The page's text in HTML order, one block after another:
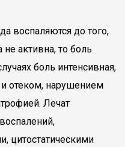
воспаляются до того,
не активна, то боль
боль интенсивная,
отеком, нарушением
Лечат
цитостатическими